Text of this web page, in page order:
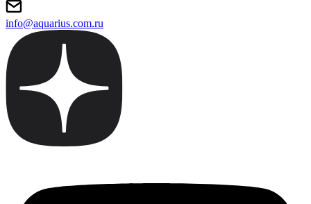
info@aquarius.com.ru